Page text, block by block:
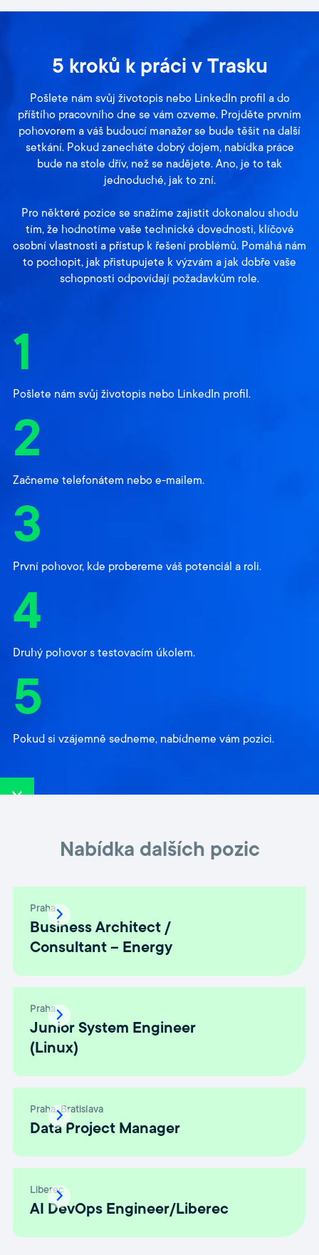
5 kroků k práci v Trasku
Pošlete nám svůj životopis nebo LinkedIn profil a do
příštího pracovního dne se vám ozveme. Projděte prvním
pohovorem a váš budoucí manažer se bude těšit na další
setkání. Pokud zanecháte dobrý dojem, nabídka práce
bude na stole dřív, než se nadějete. Ano, je to tak
jednoduché, jak to zní.
Pro některé pozice se snažíme zajistit dokonalou shodu
tím, že hodnotíme vaše technické dovednosti, klíčové
osobní vlastnosti a přístup k řešení problémů. Pomáhá nám
to pochopit, jak přistupujete k výzvám a jak dobře vaše
schopnosti odpovídají požadavkům role.
1
Pošlete nám svůj životopis nebo LinkedIn profil.
2
Začneme telefonátem nebo e-mailem.
3
První pohovor, kde probereme váš potenciál a roli.
4
Druhý pohovor s testovacím úkolem.
5
Pokud si vzájemně sedneme, nabídneme vám pozici.
Nabídka dalších pozic
Praha
Business Architect /
Consultant – Energy
Praha
Junior System Engineer
(Linux)
Praha Bratislava
Data Project Manager
Liberec
AI DevOps Engineer/Liberec